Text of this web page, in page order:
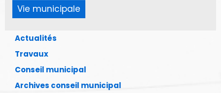
Vie municipale
Actualités
Travaux
Conseil municipal
Archives conseil municipal